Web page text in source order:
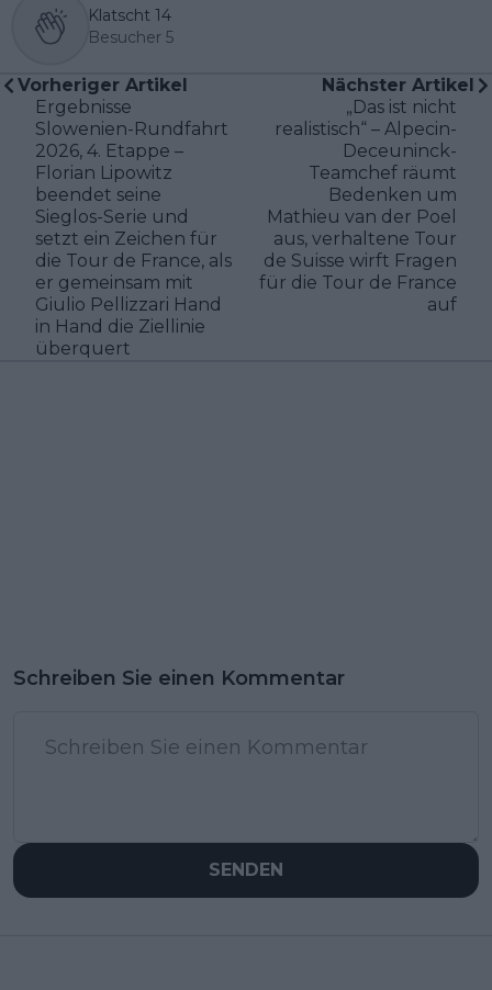
Klatscht 14
Besucher 5
Vorheriger Artikel
Ergebnisse
Slowenien-Rundfahrt
2026, 4. Etappe –
Florian Lipowitz
beendet seine
Sieglos-Serie und
setzt ein Zeichen für
die Tour de France, als
er gemeinsam mit
Giulio Pellizzari Hand
in Hand die Ziellinie
überquert
Nächster Artikel
„Das ist nicht
realistisch“ – Alpecin-
Deceuninck-
Teamchef räumt
Bedenken um
Mathieu van der Poel
aus, verhaltene Tour
de Suisse wirft Fragen
für die Tour de France
auf
Schreiben Sie einen Kommentar
SENDEN